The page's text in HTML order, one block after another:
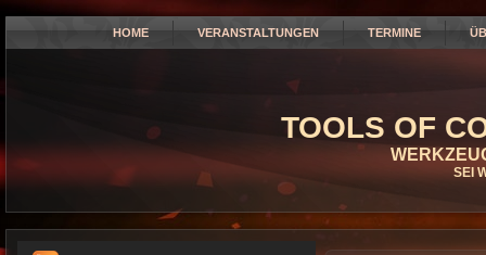
HOME VERANSTALTUNGEN TERMINE
TOOLS OF
SEI